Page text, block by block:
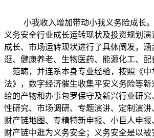
小我收入增加带动小我义务险成长。
义务安全行业成长运转现状及投资规划
成长、市场运转现状进行了具体阐发，
逛、健康养老、生物医药、能源化工、
范畴，并连系本身专业经验，按照《
法》，数字经济催生收集平安义务险等
给的产物和办事包罗保守及新兴行业研
性研究、市场调研、专题演讲、定制演讲
财产链地图、专精特新申报、小巨人申报
财产链中逛为义务安全；义务安全是以